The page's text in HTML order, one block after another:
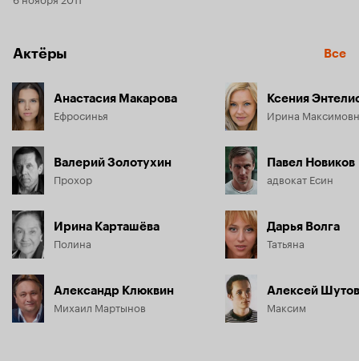
Актёры Все
Анастасия Макарова
Ефросинья
Валерий Золотухин
Прохор
Ирина Карташёва
Полина
Александр Клюквин
Михаил Мартынов
Ксения
Ирина
Павел Новиков
адвокат Есин
Дарья Волга
Татьяна
Алексей Шутов
Максим